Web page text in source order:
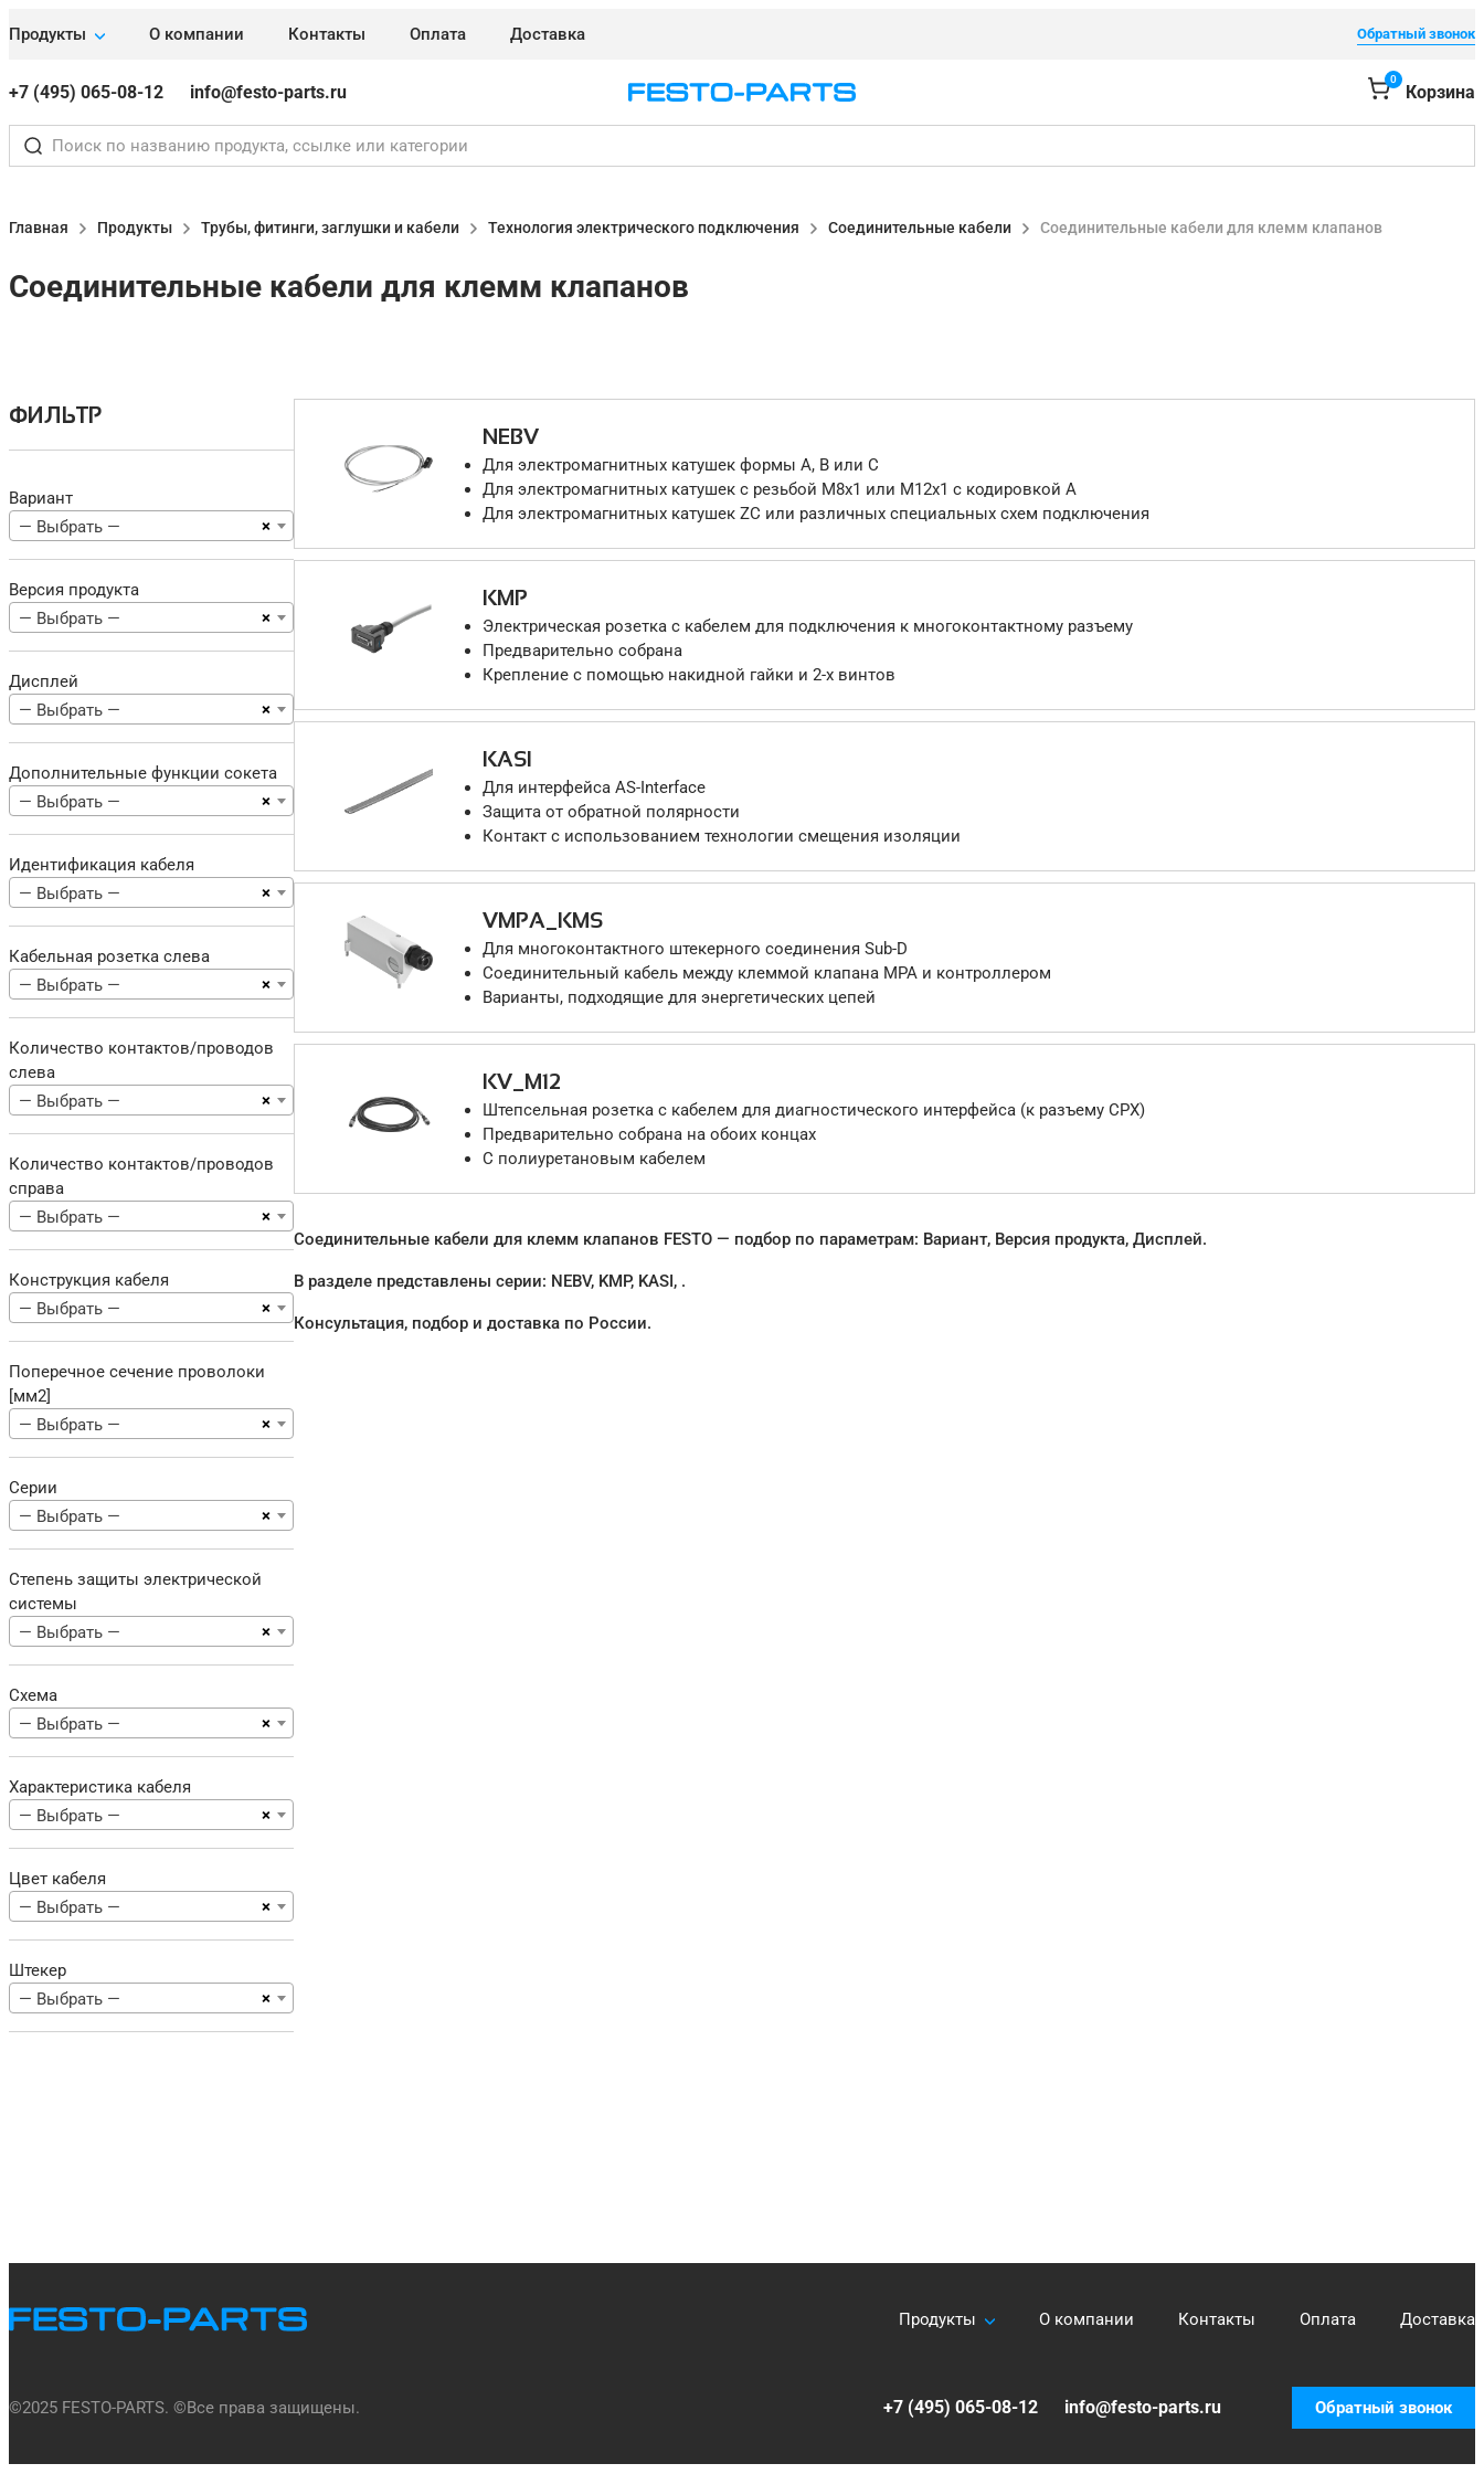
Продукты О компании Контакты Оплата Доставка Обратный звонок
+7 (495) 065-08-12 info@festo-parts.ru
0
Корзина
Главная Продукты Трубы, фитинги, заглушки и кабели Технология электрического подключения Соединительные кабели Соединительные кабели для клемм клапанов
Соединительные кабели для клемм клапанов
ФИЛЬТР
Вариант
×
— Выбрать —
Версия продукта
×
— Выбрать —
Дисплей
×
— Выбрать —
Дополнительные функции сокета
×
— Выбрать —
Идентификация кабеля
×
— Выбрать —
Кабельная розетка слева
×
— Выбрать —
Количество контактов/проводов
слева
×
— Выбрать —
Количество контактов/проводов
справа
×
— Выбрать —
Конструкция кабеля
×
— Выбрать —
Поперечное сечение проволоки
[мм2]
×
— Выбрать —
Серии
×
— Выбрать —
Степень защиты электрической
системы
×
— Выбрать —
Схема
×
— Выбрать —
Характеристика кабеля
×
— Выбрать —
Цвет кабеля
×
— Выбрать —
Штекер
×
— Выбрать —
NEBV
Для электромагнитных катушек формы A, B или C
Для электромагнитных катушек с резьбой M8x1 или M12x1 с кодировкой A
Для электромагнитных катушек ZC или различных специальных схем подключения
KMP
Электрическая розетка с кабелем для подключения к многоконтактному разъему
Предварительно собрана
Крепление с помощью накидной гайки и 2-х винтов
KASI
Для интерфейса AS-Interface
Защита от обратной полярности
Контакт с использованием технологии смещения изоляции
VMPA_KMS
Для многоконтактного штекерного соединения Sub-D
Соединительный кабель между клеммой клапана MPA и контроллером
Варианты, подходящие для энергетических цепей
KV_M12
Штепсельная розетка с кабелем для диагностического интерфейса (к разъему CPX)
Предварительно собрана на обоих концах
С полиуретановым кабелем
Соединительные кабели для клемм клапанов FESTO — подбор по параметрам: Вариант, Версия продукта, Дисплей.
В разделе представлены серии: NEBV, KMP, KASI, .
Консультация, подбор и доставка по России.
Продукты О компании Контакты Оплата Доставка
©2025 FESTO-PARTS. ©Все права защищены. +7 (495) 065-08-12 info@festo-parts.ru Обратный звонок